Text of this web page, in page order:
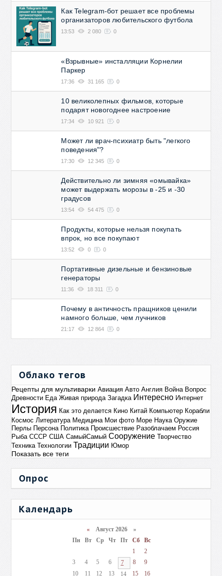
Как Telegram-бот решает все проблемы
организаторов любительского футбола
13:53 2 080 0
«Взрывные» инсталляции Корнелии
Паркер
17:36 31 165 0
10 великолепных фильмов, которые
подарят новогоднее настроение
17:34 10 921 0
Может ли врач-психиатр быть "легкого
поведения"?
17:30 12 345 0
Действительно ли зимняя «омывайка»
может выдержать морозы в -25 и -30
градусов
13:54 54 475 0
Продукты, которые нельзя покупать
впрок, но все покупают
13:52 0 0
Портативные дизельные и бензиновые
генераторы
11:36 18 311 0
Почему в античность пращников ценили
намного больше, чем лучников
21:17 12 864 0
Облако тегов
Рецепты для мультиварки Авиация Авто Англия Война Вопрос
Древности Еда Живая природа Загадка Интересно Интернет
История Как это делается Кино Китай Компьютер Корабли
Космос Литература Медицина Мои фото Море Наука Оружие
Перлы Персона Политика Происшествие Разоблачаем Россия
Рыба СССР США СамыйСамый Сооружение Творчество
Техника Технологии Традиции Юмор
Показать все теги
Опрос
Календарь
«Август 2026 »
Пн
Вт Ср Чт Пт Сб
Вс
1
2
3
4 5 6 7 8
9
10
11 12 13 14 15 16